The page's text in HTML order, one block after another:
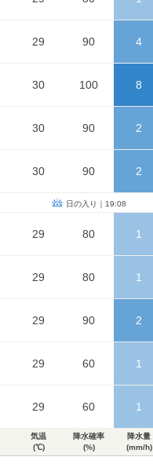
29 90 4
30 100 8
30 90 2
30 90 2
日の入り｜19:08
29 80 1
29 80 1
29 90 2
29 60 1
29 60 1
気温
(℃)
降水確率
(%)
降水量
(mm/h)